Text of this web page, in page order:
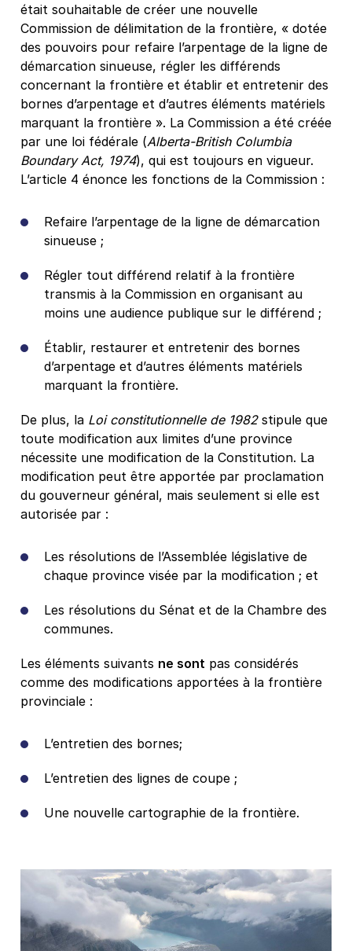
était souhaitable de créer une nouvelle
Commission de délimitation de la frontière, « dotée
des pouvoirs pour refaire l’arpentage de la ligne de
démarcation sinueuse, régler les différends
concernant la frontière et établir et entretenir des
bornes d’arpentage et d’autres éléments matériels
marquant la frontière ». La Commission a été créée
par une loi fédérale (Alberta-British Columbia
Boundary Act, 1974), qui est toujours en vigueur.
L’article 4 énonce les fonctions de la Commission :
Refaire l’arpentage de la ligne de démarcation
sinueuse ;
Régler tout différend relatif à la frontière
transmis à la Commission en organisant au
moins une audience publique sur le différend ;
Établir, restaurer et entretenir des bornes
d’arpentage et d’autres éléments matériels
marquant la frontière.
De plus, la Loi constitutionnelle de 1982stipule que
toute modification aux limites d’une province
nécessite une modification de la Constitution. La
modification peut être apportée par proclamation
du gouverneur général, mais seulement si elle est
autorisée par :
Les résolutions de l’Assemblée législative de
chaque province visée par la modification ; et
Les résolutions du Sénat et de la Chambre des
communes.
Les éléments suivants ne sont pas considérés
comme des modifications apportées à la frontière
provinciale :
L’entretien des bornes;
L’entretien des lignes de coupe ;
Une nouvelle cartographie de la frontière.